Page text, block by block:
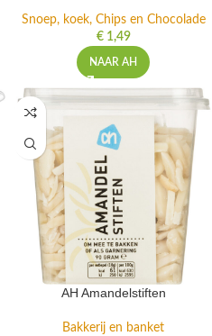
Snoep, koek, Chips en Chocolade
€1,49
NAAR AH
AH Amandelstiften
Bakkerij en banket